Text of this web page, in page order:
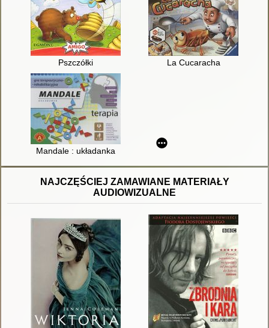
Pszczółki La Cucaracha
Mandale : układanka
NAJCZĘŚCIEJ ZAMAWIANE MATERIAŁY
AUDIOWIZUALNE